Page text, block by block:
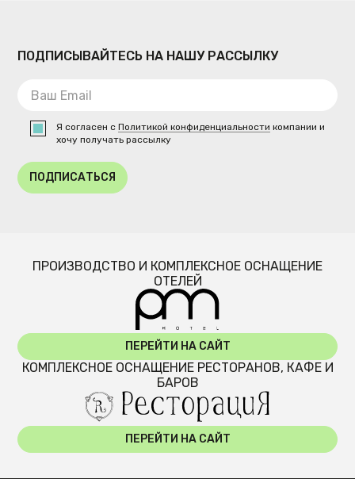
ПОДПИСЫВАЙТЕСЬ НА НАШУ РАССЫЛКУ
Я согласен сПолитикой конфиденциальности компании и
хочу получать рассылку
ПОДПИСАТЬСЯ
ПРОИЗВОДСТВО И КОМПЛЕКСНОЕ ОСНАЩЕНИЕ
ОТЕЛЕЙ
ПЕРЕЙТИ НА САЙТ
КОМПЛЕКСНОЕ ОСНАЩЕНИЕ РЕСТОРАНОВ, КАФЕ И
БАРОВ
ПЕРЕЙТИ НА САЙТ